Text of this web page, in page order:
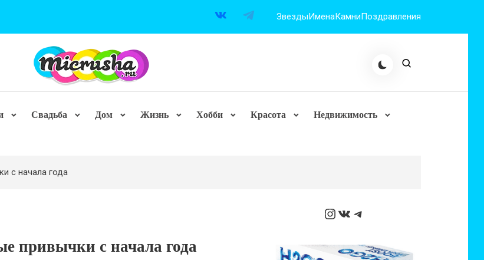
ЗвездыИменаКамниПоздравления
Свадьба Дом Жизнь Хобби Красота Недвижимость
с начала года
привычки с начала года
Instagram
ВКонтакте
Telegram